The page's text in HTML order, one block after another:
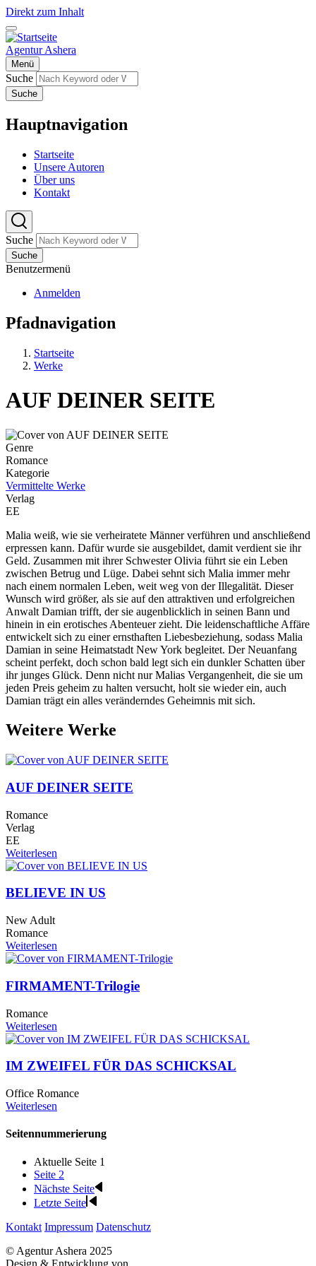
Direkt zum Inhalt
Agentur Ashera
Menü
Suche
Suche
Hauptnavigation
Startseite
Unsere Autoren
Über uns
Kontakt
Suche
Suche
Benutzermenü
Anmelden
Pfadnavigation
Startseite
Werke
AUF DEINER SEITE
Genre
Romance
Kategorie
Vermittelte Werke
Verlag
EE
Malia weiß, wie sie verheiratete Männer verführen und anschließend
erpressen kann. Dafür wurde sie ausgebildet, damit verdient sie ihr
Geld. Zusammen mit ihrer Schwester Olivia führt sie ein Leben
zwischen Betrug und Lüge. Dabei sehnt sich Malia immer mehr
nach einem normalen Leben, weit weg von der Illegalität. Dieser
Wunsch wird größer, als sie auf den attraktiven und erfolgreichen
Anwalt Damian trifft, der sie augenblicklich in seinen Bann und
hinein in ein erotisches Abenteuer zieht. Die leidenschaftliche Affäre
entwickelt sich zu einer ernsthaften Liebesbeziehung, sodass Malia
Damian in seine Heimatstadt New York begleitet. Der Neuanfang
scheint perfekt, doch schon bald legt sich ein dunkler Schatten über
ihr junges Glück. Denn nicht nur Malias Vergangenheit, die sie um
jeden Preis geheim zu halten versucht, holt sie wieder ein, auch
Damian trägt ein alles veränderndes Geheimnis mit sich.
Weitere Werke
AUF DEINER SEITE
Romance
Verlag
EE
Weiterlesen
BELIEVE IN US
New Adult
Romance
Weiterlesen
FIRMAMENT-Trilogie
Romance
Weiterlesen
IM ZWEIFEL FÜR DAS SCHICKSAL
Office Romance
Weiterlesen
Seitennummerierung
Aktuelle Seite 1
Seite 2
Nächste Seite
Letzte Seite
Kontakt Impressum Datenschutz
© Agentur Ashera 2025
Design & Entwicklung von